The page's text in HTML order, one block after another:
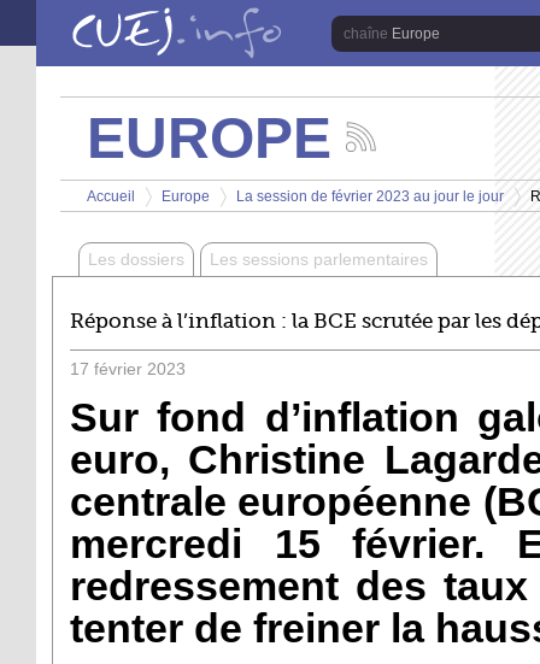
Aller au contenu principal
Europe
EUROPE
les
actualités
de
chaîne
Europe
Vous êtes ici
Accueil
>
Europe
>
La session de février 2023 au jour le jour
>
Les dossiers Les sessions parlementaires
Réponse à l’inflation : la BCE scrutée par les
17 février 2023
Sur fond d’inflation
euro, Christine
centrale européenne
mercredi 15 février.
redressement des
tenter de freiner la